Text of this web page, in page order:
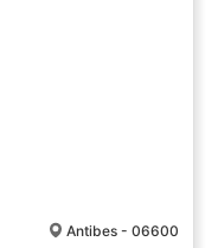
Antibes - 06600